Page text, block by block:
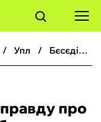
упл Бєсєдін розкрив всю правду про свій відхід з Динамо: була розмова із Суркісом
про